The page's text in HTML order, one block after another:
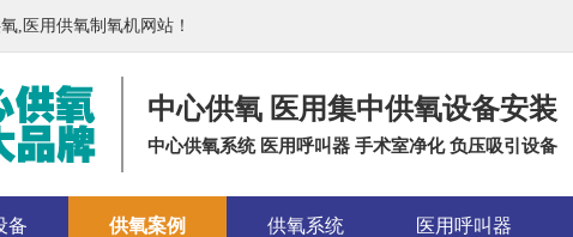
,医用供氧制氧机网站！
中心供氧 医用集中供氧设备安装
中心供氧系统 医用呼叫器 手术室净化 负压吸引设备
备 供氧案例 供氧系统 医用呼叫器